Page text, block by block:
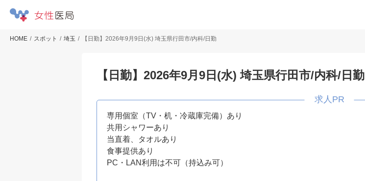
HOME スポット 埼玉 【日勤】2026年9月9日(水) 埼玉県行田市/内科/日勤
【日勤】2026年9月9日(水) 埼玉県行田市/内科/日勤
専用個室（TV・机・冷蔵庫完備）あり
共用シャワーあり
当直着、タオルあり
食事提供あり
PC・LAN利用は不可（持込み可）